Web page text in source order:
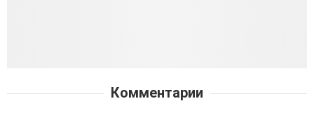
Комментарии